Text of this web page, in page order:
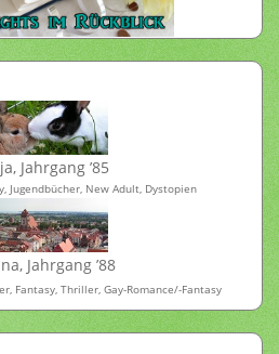
Jahrgang ’85
Jugendbücher, New Adult, Dystopien
Jahrgang ’88
Fantasy, Thriller, Gay-Romance/-Fantasy